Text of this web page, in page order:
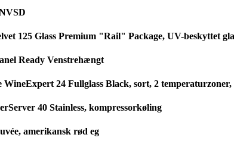
125 Glass Premium "Rail" Package, UV-beskyttet
Ready Venstrehængt
24 Fullglass Black, sort, 2 temperaturzoner,
40 Stainless, kompressorkøling
amerikansk rød eg